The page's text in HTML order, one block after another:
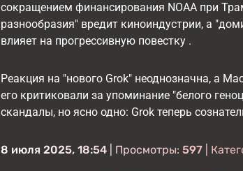
сокращением финансирования NOAA при
разнообразия" вредит киноиндустрии, а
влияет на прогрессивную повестку .
Реакция на "нового Grok" неоднозначна, а
его критиковали за упоминание "белого
скандалы, но ясно одно: Grok теперь
8 июля 2025, 18:54 | Просмотры: 597 |